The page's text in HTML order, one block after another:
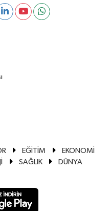
EĞİTİM
EKONOMİ
SAĞLIK
DÜNYA